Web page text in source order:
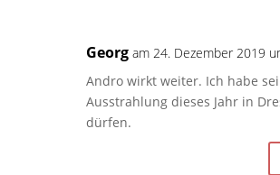
Georg am 24. Dezember 2019
Andro wirkt weiter. Ich habe
Ausstrahlung dieses Jahr in
dürfen.